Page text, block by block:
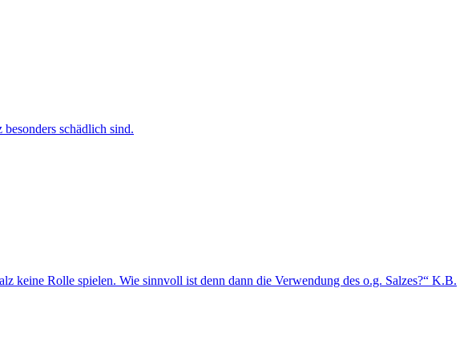
schädlich sind.
keine Rolle spielen. Wie sinnvoll ist denn dann die Verwendung des o.g. Salzes?“ K.B.